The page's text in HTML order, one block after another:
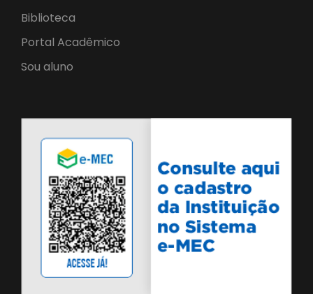
Biblioteca
Portal Acadêmico
Sou aluno